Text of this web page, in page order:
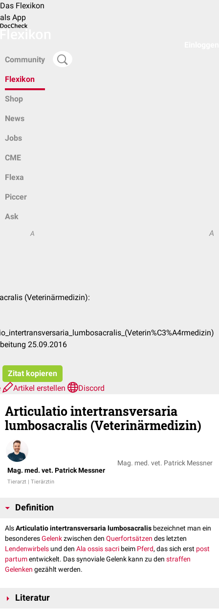
Das Flexikon
als App
Community
Flexikon
Shop
News
Jobs
CME
Flexa
Piccer
Ask
A A
(Veterinärmedizin):
25.09.2016
Zitat kopieren
Artikel erstellen Discord
Articulatio intertransversaria
lumbosacralis (Veterinärmedizin)
Mag. med. vet. Patrick Messner
Tierarzt | Tierärztin
Mag. med. vet. Patrick Messner
Definition
AlsArticulatio intertransversaria lumbosacralis bezeichnet man ein
besonderesGelenkzwischen den Querfortsätzen des letzten
Lendenwirbels und den Ala ossis sacri beim Pferd, das sich erst post
partumentwickelt. Das synoviale Gelenk kann zu den straffen
Gelenken gezählt werden.
Literatur